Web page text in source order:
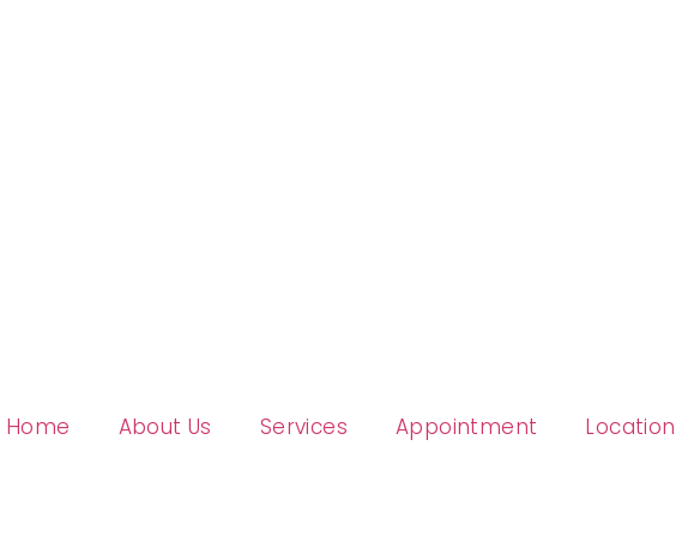
Home About Us Services Appointment Location